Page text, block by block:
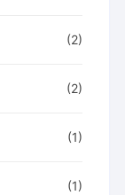
(2)
(2)
(1)
(1)